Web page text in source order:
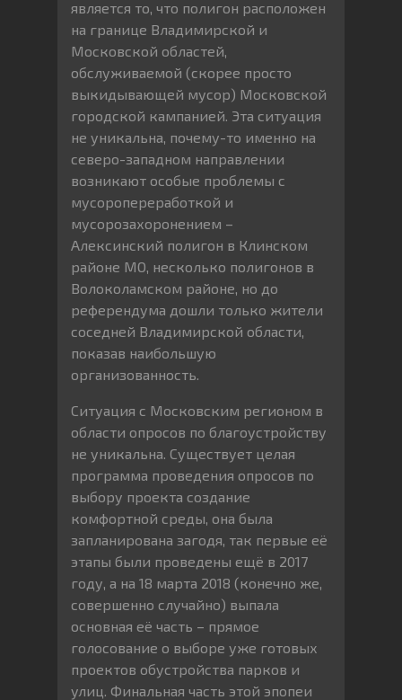
является то, что полигон расположен
на границе Владимирской и
Московской областей,
обслуживаемой (скорее просто
выкидывающей мусор) Московской
городской кампанией. Эта ситуация
не уникальна, почему-то именно на
северо-западном направлении
возникают особые проблемы с
мусоропереработкой и
мусорозахоронением –
Алексинский полигон в Клинском
районе МО, несколько полигонов в
Волоколамском районе, но до
референдума дошли только жители
соседней Владимирской области,
показав наибольшую
организованность.
Ситуация с Московским регионом в
области опросов по благоустройству
не уникальна. Существует целая
программа проведения опросов по
выбору проекта создание
комфортной среды, она была
запланирована загодя, так первые её
этапы были проведены ещё в 2017
году, а на 18 марта 2018 (конечно же,
совершенно случайно) выпала
основная её часть – прямое
голосование о выборе уже готовых
проектов обустройства парков и
улиц. Финальная часть этой эпопеи